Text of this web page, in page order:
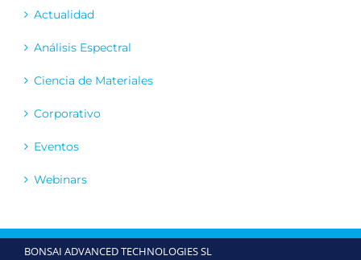
Actualidad
Análisis Espectral
Ciencia de Materiales
Corporativo
Eventos
Webinars
BONSAI ADVANCED TECHNOLOGIES SL